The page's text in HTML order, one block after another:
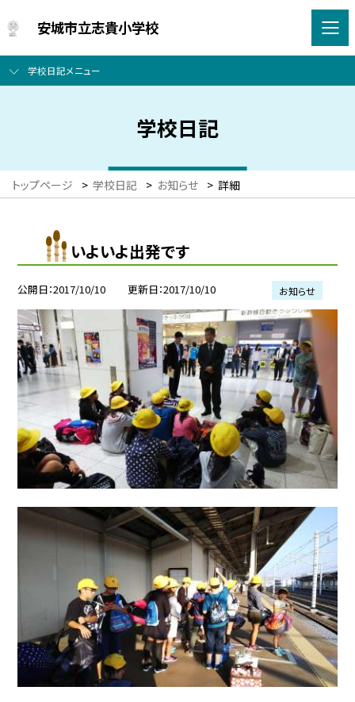
安城市立志貴小学校
学校日記メニュー
学校日記
トップページ > 学校日記 > お知らせ > 詳細
いよいよ出発です
公開日 2017/10/10 更新日 2017/10/10 お知らせ